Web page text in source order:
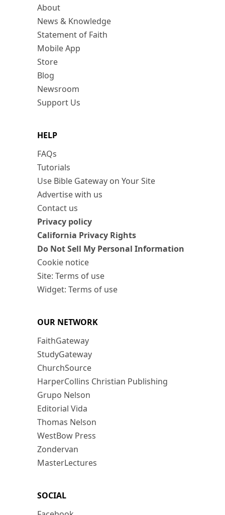
About
News & Knowledge
Statement of Faith
Mobile App
Store
Blog
Newsroom
Support Us
HELP
FAQs
Tutorials
Use Bible Gateway on Your Site
Advertise with us
Contact us
Privacy policy
California Privacy Rights
Do Not Sell My Personal Information
Cookie notice
Site: Terms of use
Widget: Terms of use
OUR NETWORK
FaithGateway
StudyGateway
ChurchSource
HarperCollins Christian Publishing
Grupo Nelson
Editorial Vida
Thomas Nelson
WestBow Press
Zondervan
MasterLectures
SOCIAL